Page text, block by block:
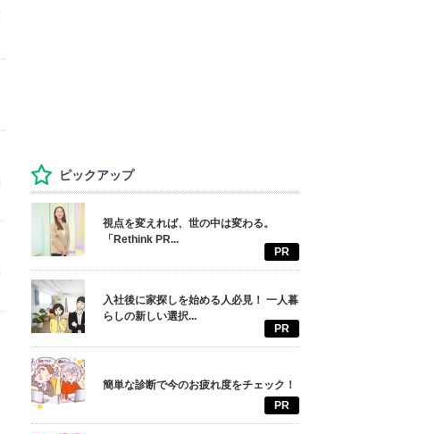
ピックアップ
視点を変えれば、世の中は変わる。
「Rethink PR...
PR
入社後に家探しを始める人必見！ 一人暮
らしの新しい選択...
PR
簡単な診断で今のお疲れ度をチェック！
PR